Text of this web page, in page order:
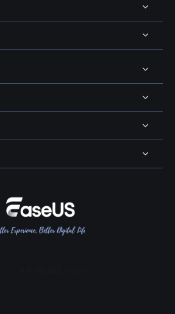
드
저
인저
인저
리